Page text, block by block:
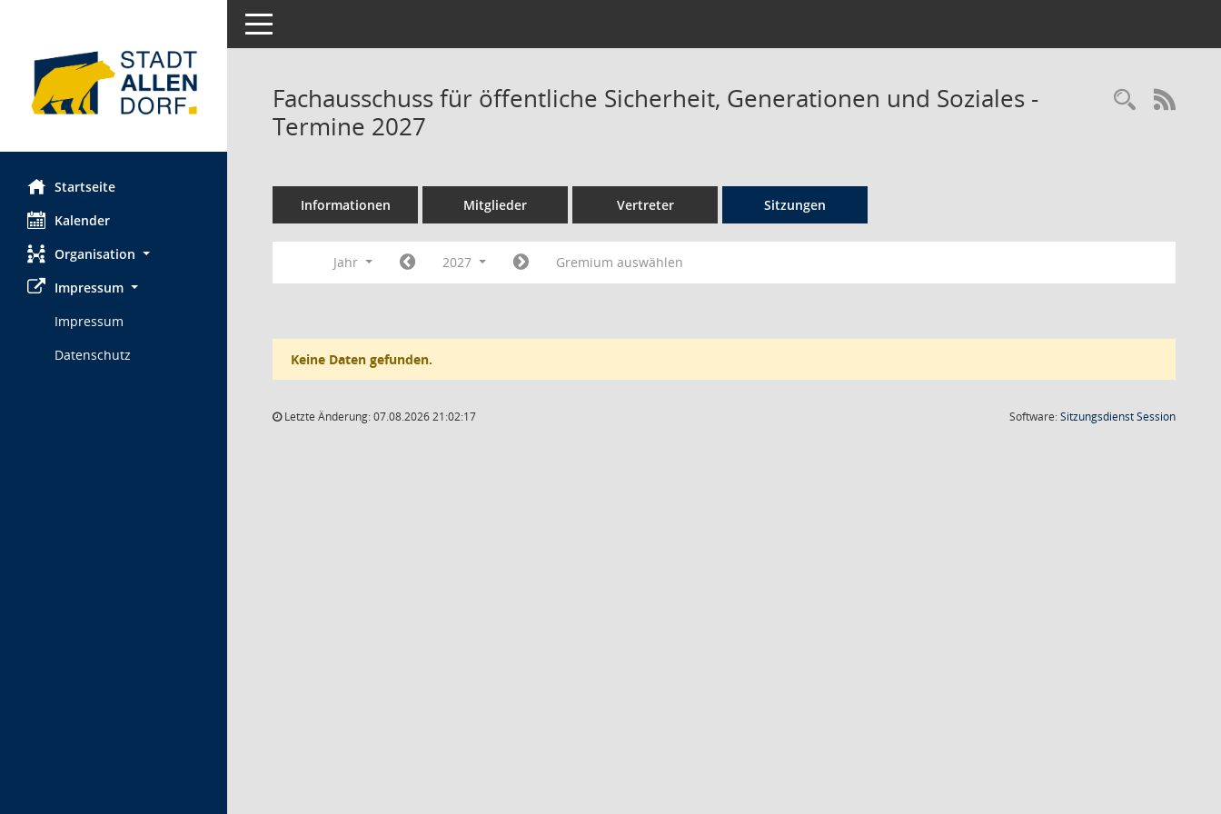
Startseite
Kalender
Organisation
Impressum
Impressum
Datenschutz
Toggle navigation
Fachausschuss für öffentliche Sicherheit, Generationen und Soziales -
Termine 2027
Informationen Mitglieder Vertreter Sitzungen
Jahr 2027 Gremium auswählen
Keine Daten gefunden.
Letzte Änderung: 07.08.2026 21:02:17 Software:SitzungsdienstSession(Wird in